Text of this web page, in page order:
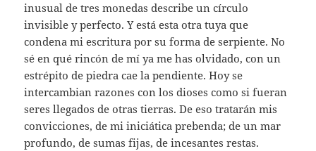
inusual de tres monedas describe un círculo
invisible y perfecto. Y está esta otra tuya que
condena mi escritura por su forma de serpiente. No
sé en qué rincón de mí ya me has olvidado, con un
estrépito de piedra cae la pendiente. Hoy se
intercambian razones con los dioses como si fueran
seres llegados de otras tierras. De eso tratarán mis
convicciones, de mi iniciática prebenda; de un mar
profundo, de sumas fijas, de incesantes restas.